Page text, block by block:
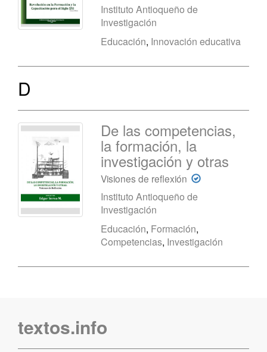
Instituto Antioqueño de
Investigación
Educación, Innovación educativa
D
De las competencias,
la formación, la
investigación y otras
Visiones de reflexión
Instituto Antioqueño de
Investigación
Educación, Formación,
Competencias, Investigación
textos.info